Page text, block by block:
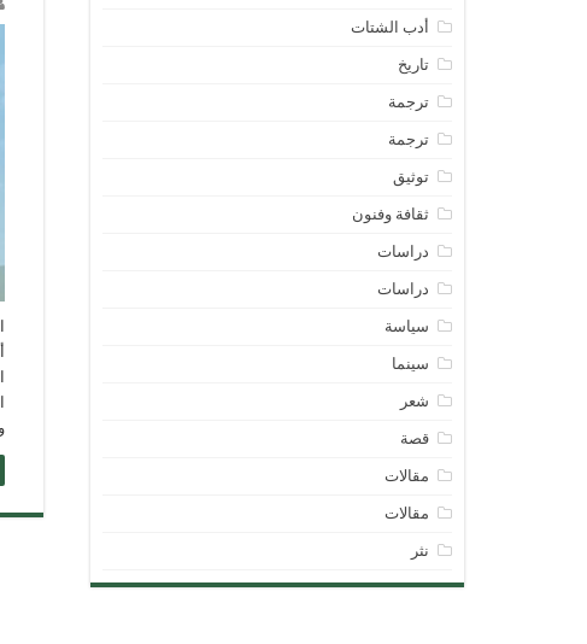
أدب الشتات
تاريخ
ترجمة
ترجمة
توثيق
ثقافة وفنون
دراسات
دراسات
سياسة
سينما
شعر
قصة
مقالات
مقالات
نثر